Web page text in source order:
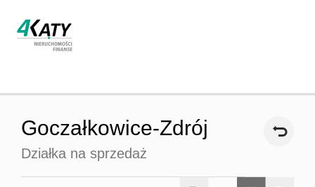
Strona
Goczałkowice-Zdrój
Działka na sprzedaż